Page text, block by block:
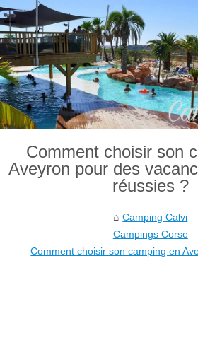
Comment choisir son
Aveyron pour des
réussies ?
Camping Calvi
Campings Corse
Comment choisir son camping en